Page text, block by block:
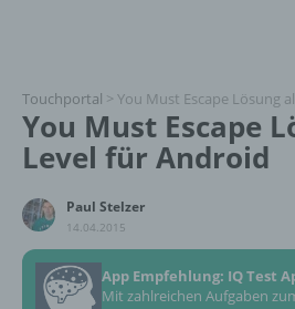
Touchportal > You Must Escape Lösung
You Must Escape
Level für Android
Paul Stelzer
14.04.2015
App Empfehlung: IQ Test
Mit zahlreichen Aufgaben